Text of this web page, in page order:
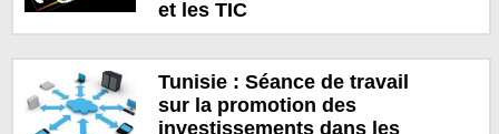
et les TIC
Tunisie : Séance de travail
sur la promotion des
investissements dans les